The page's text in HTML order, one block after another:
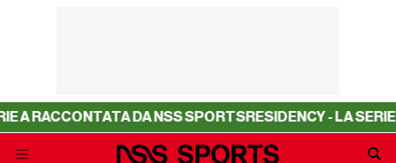
DA NSS SPORTSRESIDENCY - LA SERIE A